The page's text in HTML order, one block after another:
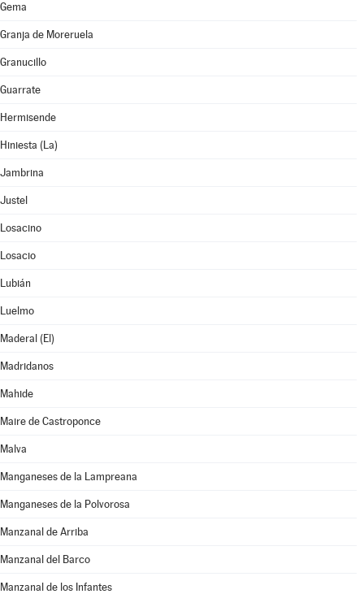
Gema
Granja de Moreruela
Granucillo
Guarrate
Hermisende
Hiniesta (La)
Jambrina
Justel
Losacino
Losacio
Lubián
Luelmo
Maderal (El)
Madridanos
Mahide
Maire de Castroponce
Malva
Manganeses de la Lampreana
Manganeses de la Polvorosa
Manzanal de Arriba
Manzanal del Barco
Manzanal de los Infantes